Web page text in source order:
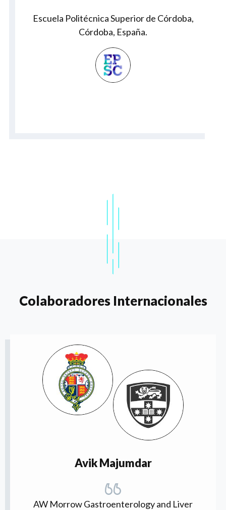
Escuela Politécnica Superior de Córdoba,
Córdoba, España.
Colaboradores Internacionales
Avik Majumdar
AW Morrow Gastroenterology and Liver